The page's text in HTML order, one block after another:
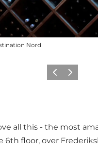
Nord
PrécédentSuivant
all this - the most
6th floor, over